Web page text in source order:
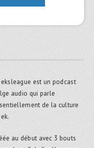
est un podcast
audio qui parle
de la culture
au début avec 3 bouts